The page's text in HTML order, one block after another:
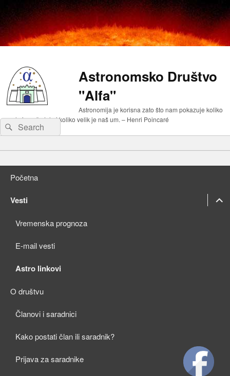
Astronomsko Društvo
"Alfa"
Astronomija je korisna zato što nam pokazuje koliko
malo je naše telo i koliko velik je naš um. – Henri Poincaré
Search
for:
Search
menuSkip
content
Skip
to
Početna
Vesti
Vremenska prognoza
E-mail vesti
Astro linkovi
O društvu
Članovi i saradnici
Kako postati član ili saradnik?
Prijava za saradnike